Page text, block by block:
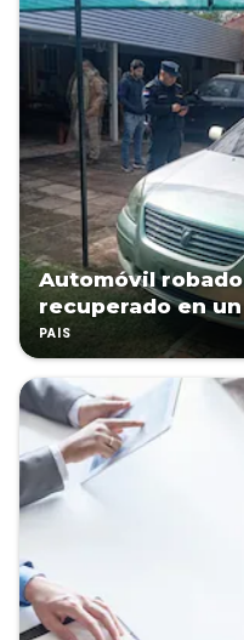
Automóvil
recuperado en
PAÍS